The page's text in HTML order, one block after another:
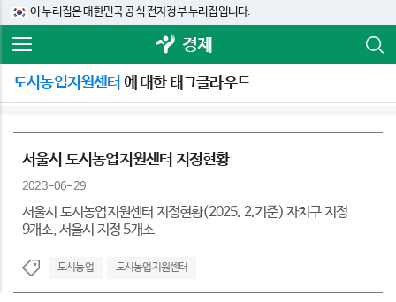
이 누리집은 대한민국 공식 전자정부 누리집입니다.
경제
도시농업지원센터 에 대한 태그클라우드
서울시 도시농업지원센터 지정현황
2023-06-29
서울시 도시농업지원센터 지정현황(2025. 2.기준) 자치구 지정
9개소, 서울시 지정 5개소
도시농업 도시농업지원센터